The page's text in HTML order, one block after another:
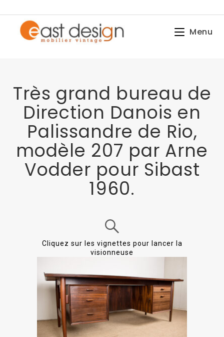
Menu
Très grand bureau de
Direction Danois en
Palissandre de Rio,
modèle 207 par Arne
Vodder pour Sibast
1960.
Cliquez sur les vignettes pour lancer la
visionneuse